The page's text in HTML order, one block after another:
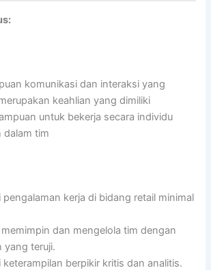
komunikasi dan interaksi yang
keahlian yang dimiliki
untuk bekerja secara individu
dalam tim
pengalaman kerja di bidang retail minimal
dan mengelola tim dengan
yang teruji.
keterampilan berpikir kritis dan analitis.